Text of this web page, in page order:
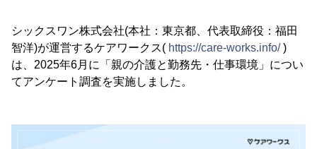
シックスワン株式会社(本社：東京都、代表取締役：福田
智洋)が運営するケアワークス( https://care-works.info/)
は、2025年6月に「親の介護と勤務先・仕事環境」につい
てアンケート調査を実施しました。